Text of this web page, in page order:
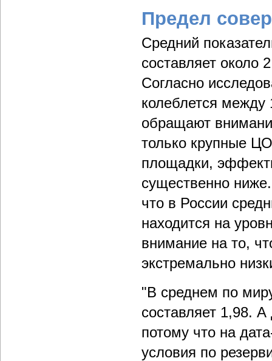
Предел
Средний
составляет около
Согласно
колеблется между
обращают
только крупные
площадки,
существенно
что в России
находится на
внимание на то,
экстремально
"В среднем по
составляет 1,98.
потому что на
условия по